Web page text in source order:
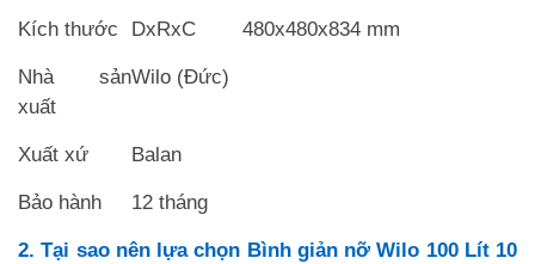
Kích thước DxRxC 480x480x834 mm
Nhà sản
xuất
Wilo (Đức)
Xuất xứ Balan
Bảo hành 12 tháng
2. Tại sao nên lựa chọn Bình giản nỡ Wilo 100 Lít 10